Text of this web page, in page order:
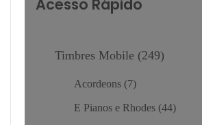
Acesso Rápido
Timbres Mobile 249
Acordeons 7
E Pianos e Rhodes 44